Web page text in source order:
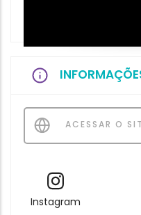
ACESSAR O
Instagram